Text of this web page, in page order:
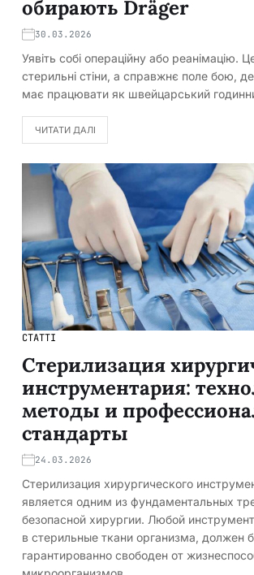
обирають Dräger
30.03.2026
Уявіть собі операційну або реанімацію.
стерильні стіни, а справжнє поле бою,
має працювати як швейцарський
ЧИТАТИ ДАЛІ
СТАТТІ
Стерилизация
инструментария:
методы и
стандарты
24.03.2026
Стерилизация хирургического
является одним из фундаментальных
безопасной хирургии. Любой
в стерильные ткани организма, должен
гарантированно свободен от